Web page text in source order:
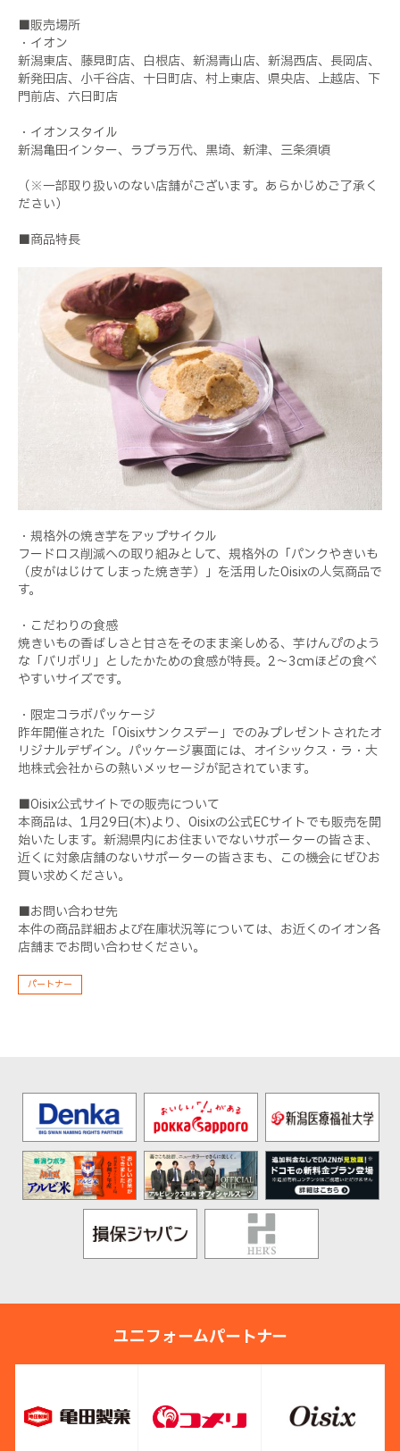
■販売場所
・イオン
新潟東店、藤見町店、白根店、新潟青山店、新潟西店、長岡店、
新発田店、小千谷店、十日町店、村上東店、県央店、上越店、下
門前店、六日町店
・イオンスタイル
新潟亀田インター、ラブラ万代、黒埼、新津、三条須頃
（※一部取り扱いのない店舗がございます。あらかじめご了承く
ださい）
■商品特長
・規格外の焼き芋をアップサイクル
フードロス削減への取り組みとして、規格外の「パンクやきいも
（皮がはじけてしまった焼き芋）」を活用したOisixの人気商品で
す。
・こだわりの食感
焼きいもの香ばしさと甘さをそのまま楽しめる、芋けんぴのよう
な「バリボリ」としたかための食感が特長。2～3cmほどの食べ
やすいサイズです。
・限定コラボパッケージ
昨年開催された「Oisixサンクスデー」でのみプレゼントされたオ
リジナルデザイン。パッケージ裏面には、オイシックス・ラ・大
地株式会社からの熱いメッセージが記されています。
■Oisix公式サイトでの販売について
本商品は、1月29日(木)より、Oisixの公式ECサイトでも販売を開
始いたします。新潟県内にお住まいでないサポーターの皆さま、
近くに対象店舗のないサポーターの皆さまも、この機会にぜひお
買い求めください。
■お問い合わせ先
本件の商品詳細および在庫状況等については、お近くのイオン各
店舗までお問い合わせください。
パートナー
ユニフォームパートナー